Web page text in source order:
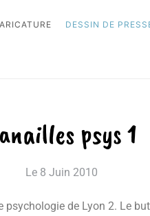
DESSIN DE
psys 1
Le 8 Juin 2010
psychologie de Lyon 2. Le